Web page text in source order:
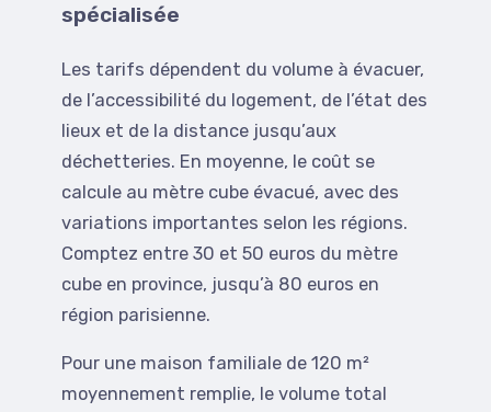
spécialisée
Les tarifs dépendent du volume à évacuer,
de l’accessibilité du logement, de l’état des
lieux et de la distance jusqu’aux
déchetteries. En moyenne, le coût se
calcule au mètre cube évacué, avec des
variations importantes selon les régions.
Comptez entre 30 et 50 euros du mètre
cube en province, jusqu’à 80 euros en
région parisienne.
Pour une maison familiale de 120 m²
moyennement remplie, le volume total